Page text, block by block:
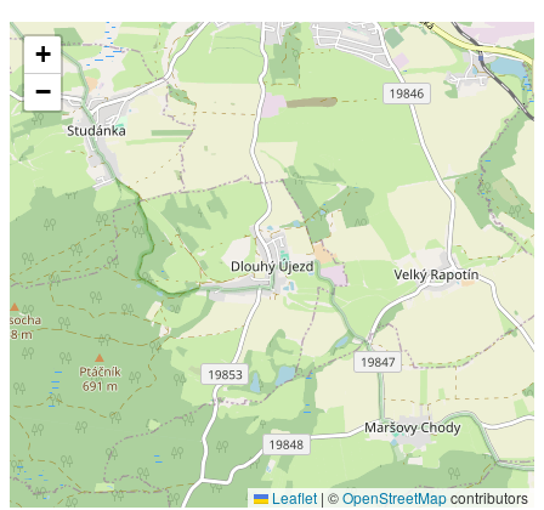
+
−
Leaflet | ©OpenStreetMapcontributors